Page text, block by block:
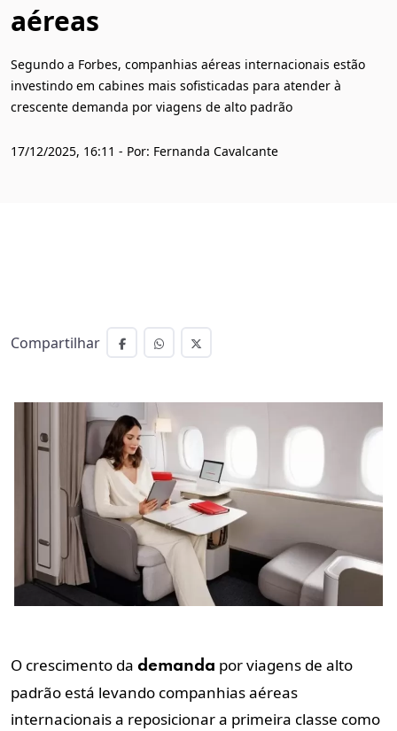
aéreas
Segundo a Forbes, companhias aéreas internacionais estão
investindo em cabines mais sofisticadas para atender à
crescente demanda por viagens de alto padrão
17/12/2025, 16:11 - Por: Fernanda Cavalcante
Compartilhar
O crescimento da demanda por viagens de alto
padrão está levando companhias aéreas
internacionais a reposicionar a primeira classe como